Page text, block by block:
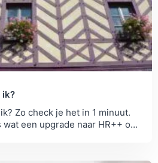
ik?
Zo check je het in 1 minuut.
een upgrade naar HR++ of